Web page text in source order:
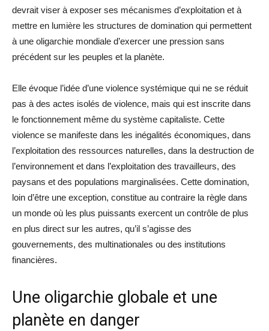
devrait viser à exposer ses mécanismes d’exploitation et à
mettre en lumière les structures de domination qui permettent
à une oligarchie mondiale d’exercer une pression sans
précédent sur les peuples et la planète.
Elle évoque l’idée d’une violence systémique qui ne se réduit
pas à des actes isolés de violence, mais qui est inscrite dans
le fonctionnement même du système capitaliste. Cette
violence se manifeste dans les inégalités économiques, dans
l’exploitation des ressources naturelles, dans la destruction de
l’environnement et dans l’exploitation des travailleurs, des
paysans et des populations marginalisées. Cette domination,
loin d’être une exception, constitue au contraire la règle dans
un monde où les plus puissants exercent un contrôle de plus
en plus direct sur les autres, qu’il s’agisse des
gouvernements, des multinationales ou des institutions
financières.
Une oligarchie globale et une
planète en danger